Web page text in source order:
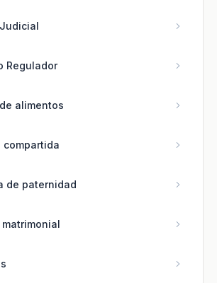
Regulador
alimentos
compartida
de paternidad
matrimonial